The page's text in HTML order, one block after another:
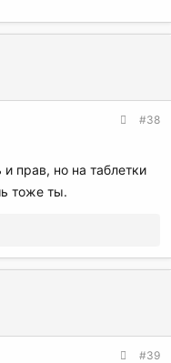
#38
прав, но на таблетки
тоже ты.
#39